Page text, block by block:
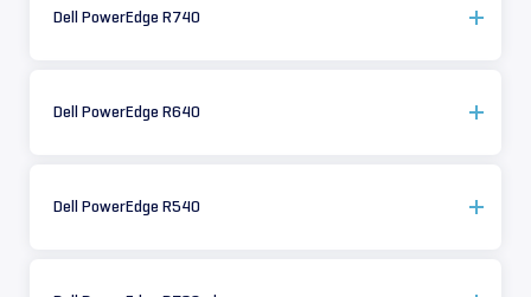
Dell PowerEdge R740
Dell PowerEdge R640
Dell PowerEdge R540